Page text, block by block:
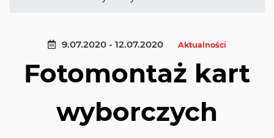
9.07.2020 - 12.07.2020 Aktualności
Fotomontaż kart
wyborczych